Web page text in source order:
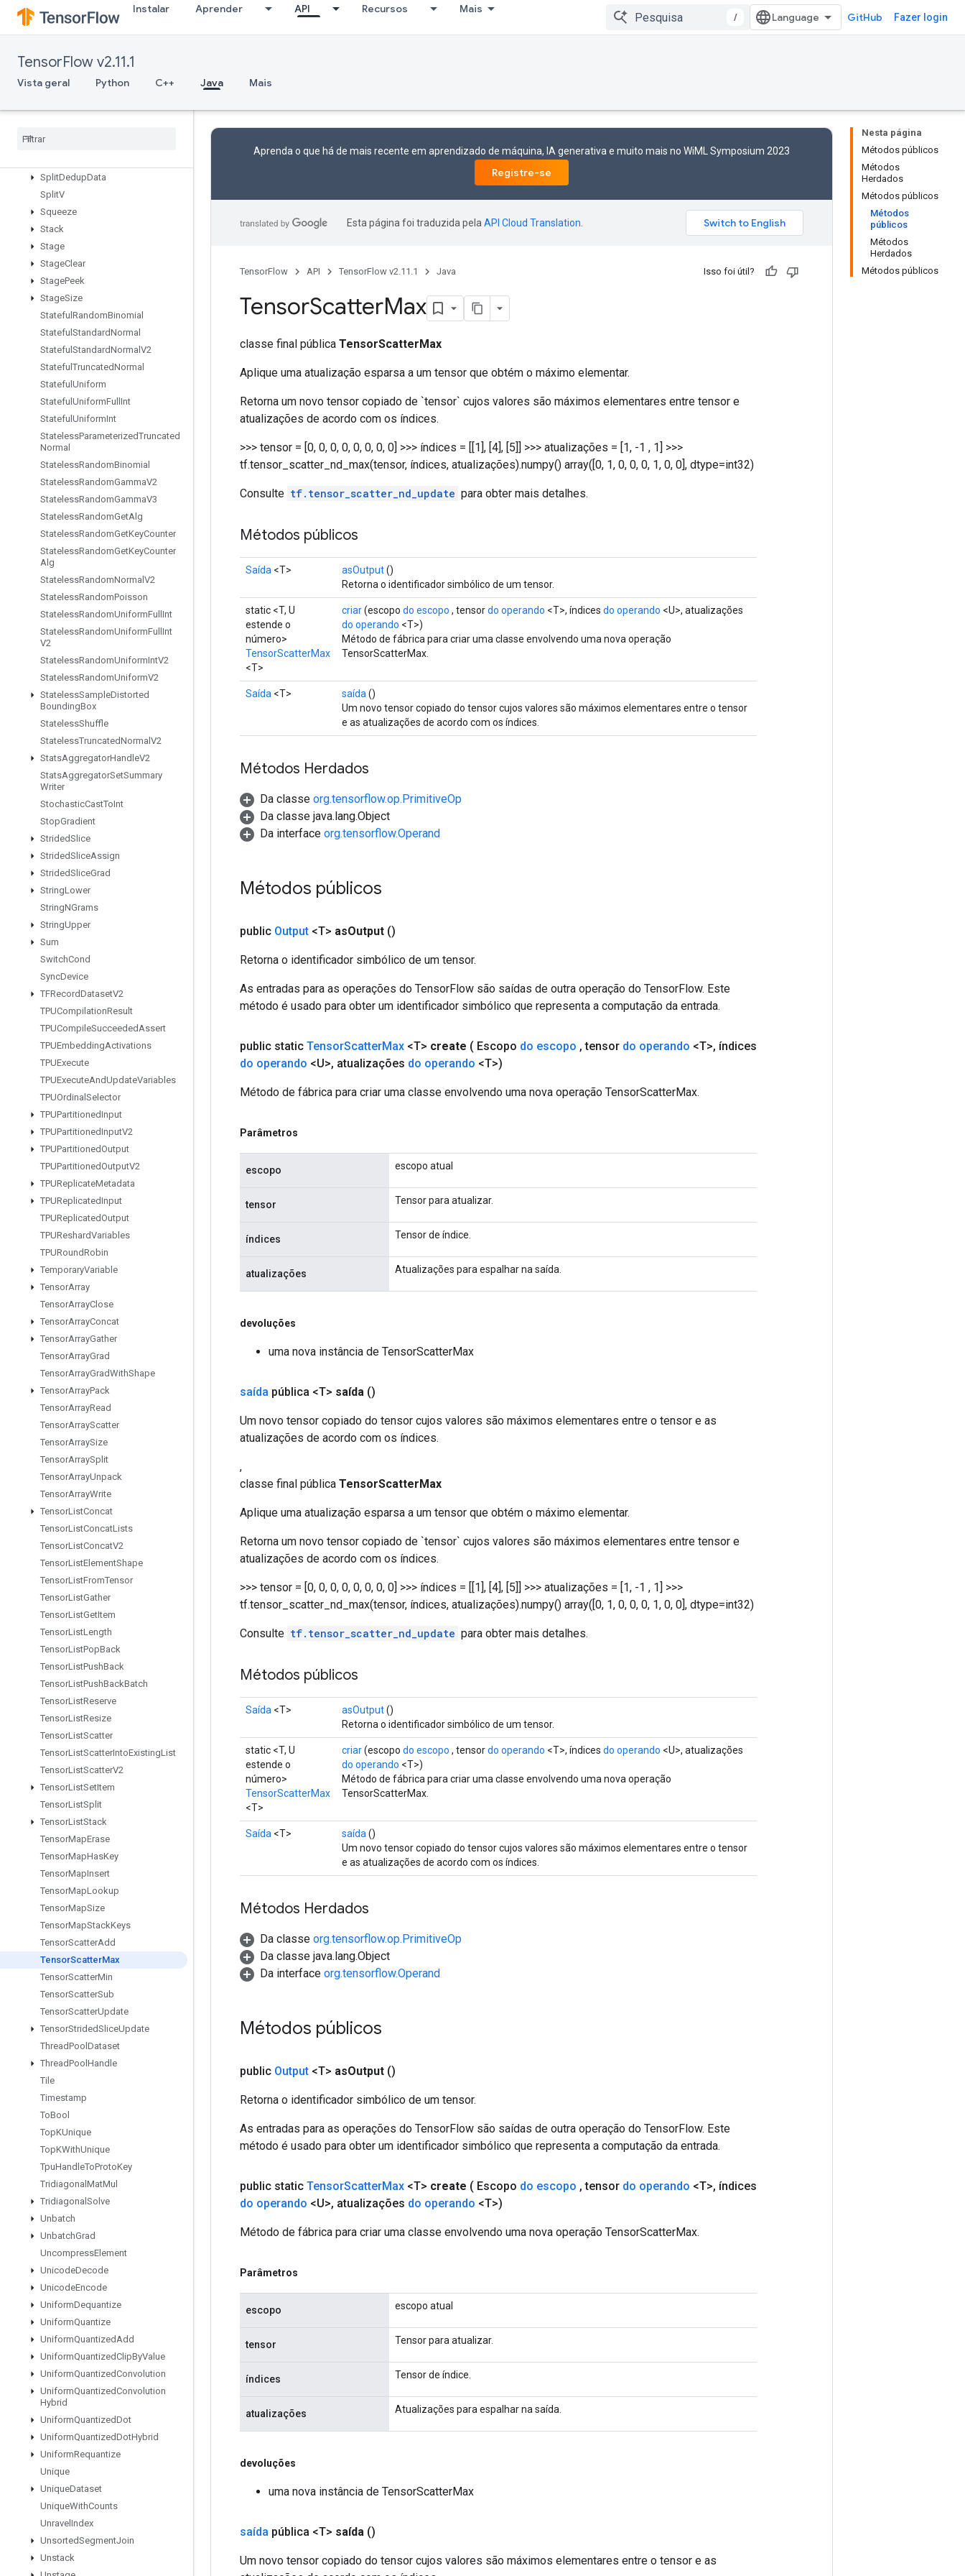
Instalar Aprender API Recursos Mais
/ GitHub Fazer login
TensorFlow v2.11.1
Vista geral Python C++ Java Mais
SparseMatrixSparseMatMul
SparseMatrixTranspose
SparseSegmentMeanGradV2
SparseSegmentSumGrad
SparseSegmentSumGradV2
Spence
SplitDedupData
SplitV
Squeeze
Stack
Stage
StageClear
StagePeek
StageSize
Stateful RandomBinomial
Stateful StandardNormal
Stateful StandardNormal V2
Stateful TruncatedNormal
Stateful Uniform
Stateful UniformFull Int
Stateful UniformInt
StatelessParameterizedTruncated
Normal
StatelessRandomBinomial
StatelessRandomGammaV2
StatelessRandomGammaV3
StatelessRandomGetAlg
StatelessRandomGetKeyCounter
StatelessRandomGetKeyCounter
Alg
StatelessRandomNormal V2
StatelessRandomPoisson
StatelessRandomUniformFull Int
StatelessRandomUniformFull Int
V2
StatelessRandomUniformIntV2
StatelessRandomUniformV2
StatelessSampleDistorted
BoundingBox
StatelessShuffle
StatelessTruncatedNormal V2
StatsAggregatorHandleV2
StatsAggregatorSetSummary
Writer
StochasticCastToInt
StopGradient
StridedSlice
StridedSliceAssign
StridedSliceGrad
StringLower
StringNGrams
StringUpper
Sum
SwitchCond
SyncDevice
TFRecordDatasetV2
TPUCompilationResult
TPUCompileSucceededAssert
TPUEmbeddingActivations
TPUExecute
TPUExecuteAndUpdateVariables
TPUOrdinal Selector
TPUPartitionedInput
TPUPartitionedInputV2
TPUPartitionedOutput
TPUPartitionedOutputV2
TPUReplicateMetadata
TPUReplicatedInput
TPUReplicatedOutput
TPUReshardVariables
TPURoundRobin
TemporaryVariable
TensorArray
TensorArrayClose
TensorArrayConcat
TensorArrayGather
TensorArrayGrad
TensorArrayGradWithShape
TensorArrayPack
TensorArrayRead
TensorArrayScatter
TensorArraySize
TensorArraySplit
TensorArrayUnpack
TensorArrayWrite
TensorListConcat
TensorListConcatLists
TensorListConcatV2
TensorListElementShape
TensorListFromTensor
TensorListGather
TensorListGetItem
TensorListLength
TensorListPopBack
TensorListPushBack
TensorListPushBackBatch
TensorListReserve
TensorListResize
TensorListScatter
TensorListScatterIntoExistingList
TensorListScatterV2
TensorListSetItem
TensorListSplit
TensorListStack
TensorMapErase
TensorMapHasKey
TensorMapInsert
TensorMapLookup
TensorMapSize
TensorMapStackKeys
TensorScatterAdd
TensorScatterMax
TensorScatterMin
TensorScatterSub
TensorScatterUpdate
TensorStridedSliceUpdate
ThreadPool Dataset
ThreadPool Handle
Tile
Timestamp
ToBool
TopKUnique
TopKWithUnique
TpuHandleToProtoKey
Tridiagonal MatMul
Tridiagonal Solve
Unbatch
UnbatchGrad
UncompressElement
UnicodeDecode
UnicodeEncode
UniformDequantize
UniformQuantize
UniformQuantizedAdd
UniformQuantizedClipByValue
UniformQuantizedConvolution
UniformQuantizedConvolution
Hybrid
UniformQuantizedDot
UniformQuantizedDotHybrid
UniformRequantize
Unique
UniqueDataset
UniqueWithCounts
Unravel Index
UnsortedSegmentJoin
Unstack
Nesta página
Métodos públicos
Métodos
Herdados
Métodos públicos
Métodos
públicos
Métodos
Herdados
Métodos públicos
Aprenda o que há de mais recente em aprendizado de máquina, IA generativa e muito mais no WiML Symposium 2023
Registre-se
Esta página foi traduzida pela API Cloud Translation
TensorFlow API TensorFlow v2.11.1 Java Isso foi útil?
TensorScatterMax
classe final pública TensorScatterMax
Aplique uma atualização esparsa a um tensor que obtém o máximo elementar.
Retorna um novo tensor copiado de `tensor` cujos valores são máximos elementares entre tensor e
atualizações de acordo com os índices.
>>> tensor = [0, 0, 0, 0, 0, 0, 0, 0] >>> índices = [[1], [4], [5]] >>> atualizações = [1, -1 , 1] >>>
tf.tensor_scatter_nd_max(tensor, índices, atualizações).numpy() array([0, 1, 0, 0, 0, 1, 0, 0], dtype=int32)
Consulte tf.tensor_scatter_nd_update para obter mais detalhes.
Métodos públicos
Saída <T> asOutput()
Retorna o identificador simbólico de um tensor.
static <T, U
estende o
número>
TensorScatterMax
<T>
criar(escopo do escopo , tensordo operando <T>, índices do operando <U>, atualizações
do operando <T>)
Método de fábrica para criar uma classe envolvendo uma nova operação
TensorScatterMax.
Saída <T> saída ()
Um novo tensor copiado do tensor cujos valores são máximos elementares entre o tensor
e as atualizações de acordo com os índices.
Métodos Herdados
Da classe org.tensorflow.op.PrimitiveOp
Da classe java.lang.Object
Da interface org.tensorflow.Operand
Métodos públicos
public Output <T> asOutput ()
Retorna o identificador simbólico de um tensor.
As entradas para as operações do TensorFlow são saídas de outra operação do TensorFlow. Este
método é usado para obter um identificador simbólico que representa a computação da entrada.
public static TensorScatterMax <T> create ( Escopo do escopo , tensor do operando <T>, índices
do operando <U>, atualizações do operando <T>)
Método de fábrica para criar uma classe envolvendo uma nova operação TensorScatterMax.
Parâmetros
escopo escopo atual
tensor Tensor para atualizar.
índices Tensor de índice.
atualizações Atualizações para espalhar na saída.
devoluções
uma nova instância de TensorScatterMax
saída pública <T> saída ()
Um novo tensor copiado do tensor cujos valores são máximos elementares entre o tensor e as
atualizações de acordo com os índices.
,
classe final pública TensorScatterMax
Aplique uma atualização esparsa a um tensor que obtém o máximo elementar.
Retorna um novo tensor copiado de `tensor` cujos valores são máximos elementares entre tensor e
atualizações de acordo com os índices.
>>> tensor = [0, 0, 0, 0, 0, 0, 0, 0] >>> índices = [[1], [4], [5]] >>> atualizações = [1, -1 , 1] >>>
tf.tensor_scatter_nd_max(tensor, índices, atualizações).numpy() array([0, 1, 0, 0, 0, 1, 0, 0], dtype=int32)
Consulte tf.tensor_scatter_nd_update para obter mais detalhes.
Métodos públicos
Saída <T> asOutput()
Retorna o identificador simbólico de um tensor.
static <T, U
estende o
número>
TensorScatterMax
<T>
criar(escopo do escopo , tensordo operando <T>, índices do operando <U>, atualizações
do operando <T>)
Método de fábrica para criar uma classe envolvendo uma nova operação
TensorScatterMax.
Saída <T> saída ()
Um novo tensor copiado do tensor cujos valores são máximos elementares entre o tensor
e as atualizações de acordo com os índices.
Métodos Herdados
Da classe org.tensorflow.op.PrimitiveOp
Da classe java.lang.Object
Da interface org.tensorflow.Operand
Métodos públicos
public Output <T> asOutput ()
Retorna o identificador simbólico de um tensor.
As entradas para as operações do TensorFlow são saídas de outra operação do TensorFlow. Este
método é usado para obter um identificador simbólico que representa a computação da entrada.
public static TensorScatterMax <T> create ( Escopo do escopo , tensor do operando <T>, índices
do operando <U>, atualizações do operando <T>)
Método de fábrica para criar uma classe envolvendo uma nova operação TensorScatterMax.
Parâmetros
escopo escopo atual
tensor Tensor para atualizar.
índices Tensor de índice.
atualizações Atualizações para espalhar na saída.
devoluções
uma nova instância de TensorScatterMax
saída pública <T> saída ()
Um novo tensor copiado do tensor cujos valores são máximos elementares entre o tensor e as